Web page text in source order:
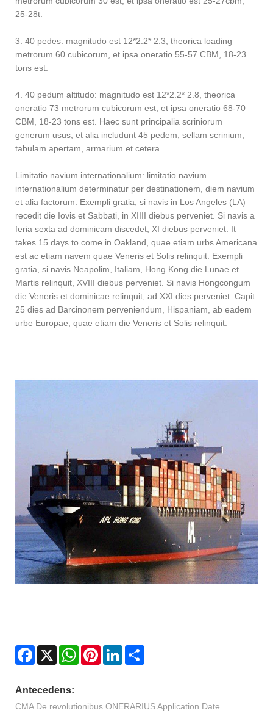
25-28t.
3. 40 pedes: magnitudo est 12*2.2* 2.3, theorica loading
metrorum 60 cubicorum, et ipsa oneratio 55-57 CBM, 18-23
tons est.
4. 40 pedum altitudo: magnitudo est 12*2.2* 2.8, theorica
oneratio 73 metrorum cubicorum est, et ipsa oneratio 68-70
CBM, 18-23 tons est. Haec sunt principalia scriniorum
generum usus, et alia includunt 45 pedem, sellam scrinium,
tabulam apertam, armarium et cetera.
Limitatio navium internationalium: limitatio navium
internationalium determinatur per destinationem, diem navium
et alia factorum. Exempli gratia, si navis in Los Angeles (LA)
recedit die Iovis et Sabbati, in XIIII diebus perveniet. Si navis a
feria sexta ad dominicam discedet, XI diebus perveniet. It
takes 15 days to come in Oakland, quae etiam urbs Americana
est ac etiam navem quae Veneris et Solis relinquit. Exempli
gratia, si navis Neapolim, Italiam, Hong Kong die Lunae et
Martis relinquit, XVIII diebus perveniet. Si navis Hongcongum
die Veneris et dominicae relinquit, ad XXI dies perveniet. Capit
25 dies ad Barcinonem perveniendum, Hispaniam, ab eadem
urbe Europae, quae etiam die Veneris et Solis relinquit.
Facebook
X WhatsAppPinterestLinkedIn
Antecedens:
CMA De revolutionibus ONERARIUS Application Date